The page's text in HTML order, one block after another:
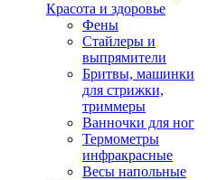
Красота и здоровье
Фены
Стайлеры и
выпрямители
Бритвы, машинки
для стрижки,
триммеры
Ванночки для ног
Термометры
инфракрасные
Весы напольные